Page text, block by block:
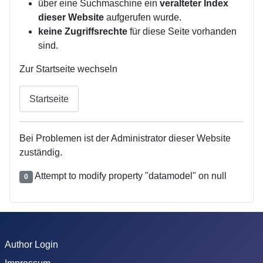
über eine Suchmaschine ein veralteter Index
dieser Website aufgerufen wurde.
keine Zugriffsrechte für diese Seite vorhanden
sind.
Zur Startseite wechseln
Startseite
Bei Problemen ist der Administrator dieser Website
zuständig.
0 Attempt to modify property "datamodel" on null
Author Login